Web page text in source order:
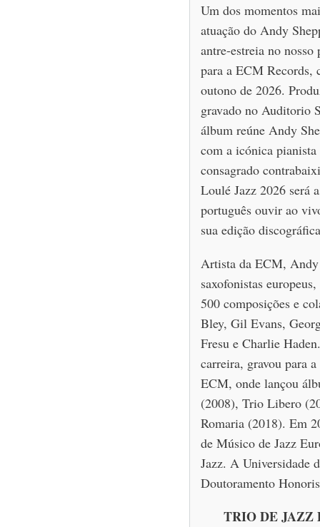
Um dos momentos
atuação do Andy
antre-estreia no nosso
para a ECM Records,
outono de 2026.
gravado no Auditorio
álbum reúne Andy
com a icónica
consagrado
Loulé Jazz 2026 será
português ouvir ao
sua edição
Artista da ECM,
saxofonistas
500 composições e
Bley, Gil Evans,
Fresu e Charlie
carreira, gravou para
ECM, onde lançou
(2008), Trio Libero
Romaria (2018). Em
de Músico de Jazz
Jazz. A Universidade
Doutoramento
TRIO DE JAZZ